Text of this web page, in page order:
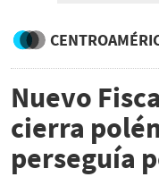
Nuevo
cierra
perseguía